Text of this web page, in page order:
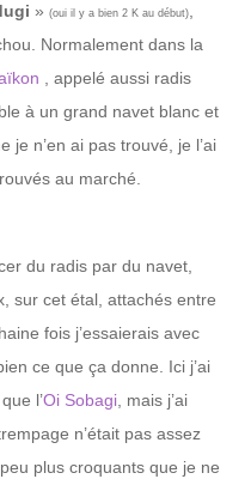
» (oui il y a bien 2 K au début),
Normalement dans la
, appelé aussi radis
à un grand navet blanc et
je n’en ai pas trouvé, je l’ai
au marché.
du radis par du navet,
sur cet étal, attachés entre
fois j’essaierais avec
ce que ça donne. Ici j’ai
l’Oi Sobagi, mais j’ai
n’était pas assez
plus croquants que je ne